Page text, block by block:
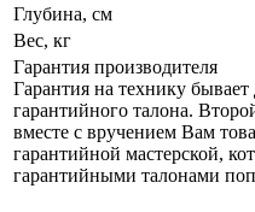
Глубина, см
Вес, кг
Гарантия производителя
Гарантия на технику
гарантийного талона.
вместе с вручением Вам
гарантийной мастерской,
гарантийными талонами